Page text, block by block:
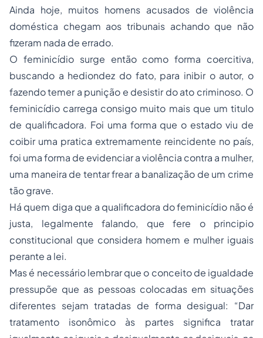
Ainda hoje, muitos homens acusados de violência
doméstica chegam aos tribunais achando que não
fizeram nada de errado.
O feminicídio surge então como forma coercitiva,
buscando a hediondez do fato, para inibir o autor, o
fazendo temer a punição e desistir do ato criminoso. O
feminicídio carrega consigo muito mais que um titulo
de qualificadora. Foi uma forma que o estado viu de
coibir uma pratica extremamente reincidente no país,
foi uma forma de evidenciar a violência contra a mulher,
uma maneira de tentar frear a banalização de um crime
tão grave.
Há quem diga que a qualificadora do feminicídio não é
justa, legalmente falando, que fere o principio
constitucional que considera homem e mulher iguais
perante a lei.
Mas é necessário lembrar que o conceito de igualdade
pressupõe que as pessoas colocadas em situações
diferentes sejam tratadas de forma desigual: “Dar
tratamento isonômico às partes significa tratar